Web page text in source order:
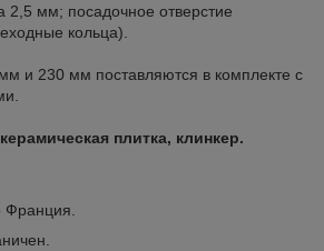
2,5 мм; посадочное отверстие
кольца).
и 230 мм поставляются в комплекте с
керамическая плитка, клинкер.
Франция.